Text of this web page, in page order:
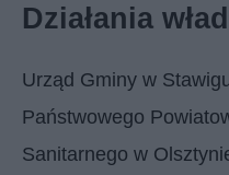
Działania
Urząd Gminy w
Państwowego
Sanitarnego w